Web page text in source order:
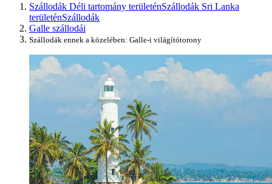
Szállodák Déli tartomány területénSzállodák Sri Lanka
területénSzállodák
Galle szállodái
Szállodák ennek a közelében: Galle-i világítótorony